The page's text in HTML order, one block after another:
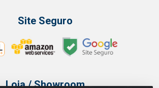
Site Seguro
Loja / Showroom